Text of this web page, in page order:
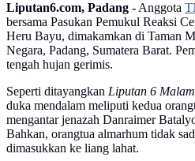
Liputan6.com, Padang -Anggota
bersama Pasukan Pemukul Reaksi
Heru Bayu, dimakamkan di Taman
Negara, Padang, Sumatera Barat.
tengah hujan gerimis.
Seperti ditayangkan Liputan 6
duka mendalam meliputi kedua
mengantar jenazah Danraimer
Bahkan, orangtua almarhum tidak
dimasukkan ke liang lahat.